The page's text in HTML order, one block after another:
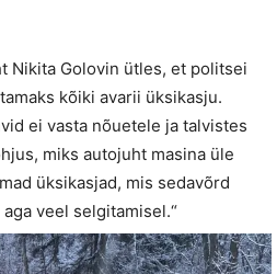
Nikita Golovin ütles, et politsei
kõiki avarii üksikasju.
ei vasta nõuetele ja talvistes
miks autojuht masina üle
üksikasjad, mis sedavõrd
veel selgitamisel.“